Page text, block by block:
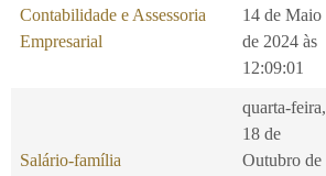
Contabilidade e Assessoria
Empresarial
14 de Maio
de 2024 às
12:09:01
Salário-família
quarta-feira,
18 de
Outubro de